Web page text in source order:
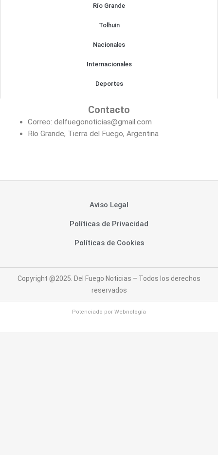
Río Grande
Tolhuin
Nacionales
Internacionales
Deportes
Contacto
Correo: delfuegonoticias@gmail.com
Río Grande, Tierra del Fuego, Argentina
Aviso Legal
Políticas de Privacidad
Políticas de Cookies
Copyright @2025. Del Fuego Noticias – Todos los derechos
reservados
Potenciado por Webnología